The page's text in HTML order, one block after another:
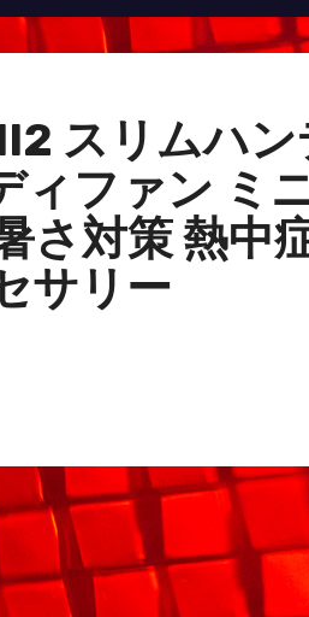
スリムハ
ファン ミ
さ対策 熱中
サリー